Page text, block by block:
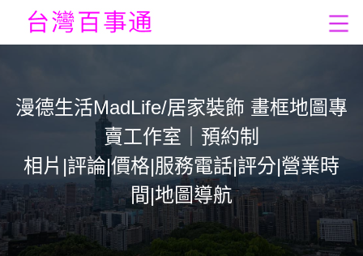
漫德生活MadLife/居家裝飾 畫框地圖專
賣工作室｜預約制
相片|評論|價格|服務電話|評分|營業時
間|地圖導航